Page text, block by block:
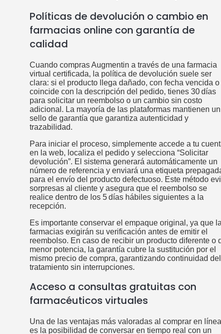
Políticas de devolución o cambio en
farmacias online con garantía de
calidad
Cuando compras Augmentin a través de una farmacia
virtual certificada, la política de devolución suele ser
clara: si el producto llega dañado, con fecha vencida o
coincide con la descripción del pedido, tienes 30 días
para solicitar un reembolso o un cambio sin costo
adicional. La mayoría de las plataformas mantienen un
sello de garantía que garantiza autenticidad y
trazabilidad.
Para iniciar el proceso, simplemente accede a tu
en la web, localiza el pedido y selecciona “Solicitar
devolución”. El sistema generará automáticamente un
número de referencia y enviará una etiqueta
para el envío del producto defectuoso. Este método
sorpresas al cliente y asegura que el reembolso se
realice dentro de los 5 días hábiles siguientes a la
recepción.
Es importante conservar el empaque original, ya que
farmacias exigirán su verificación antes de emitir el
reembolso. En caso de recibir un producto diferente o
menor potencia, la garantía cubre la sustitución por el
mismo precio de compra, garantizando continuidad del
tratamiento sin interrupciones.
Acceso a consultas gratuitas con
farmacéuticos virtuales
Una de las ventajas más valoradas al comprar en línea
es la posibilidad de conversar en tiempo real con un